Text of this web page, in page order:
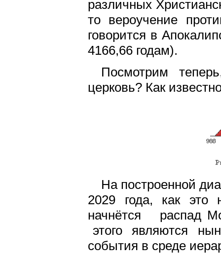
различных
то вероучение
говорится в
4166,66 годам).
Посмотрим
церковь? Как
На построенной
2029 года, как это
начнётся распад
этого являются
события в среде